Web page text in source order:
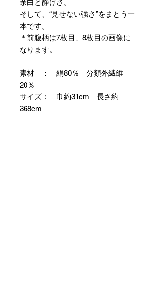
余白と静けさ。
そして、“見せない強さ”をまとう一
本です。
＊前腹柄は7枚目、8枚目の画像に
なります。
素材 ： 絹80％ 分類外繊維
20％
サイズ： 巾約31cm 長さ約
368cm